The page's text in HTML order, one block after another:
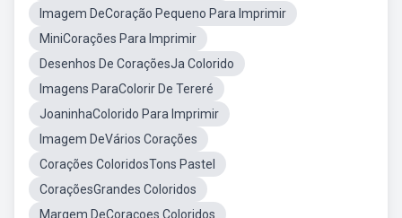
Imagem DeCoração Pequeno Para Imprimir
MiniCorações Para Imprimir
Desenhos De CoraçõesJa Colorido
Imagens ParaColorir De Tereré
JoaninhaColorido Para Imprimir
Imagem DeVários Corações
Corações ColoridosTons Pastel
CoraçõesGrandes Coloridos
Margem DeCoraçoes Coloridos